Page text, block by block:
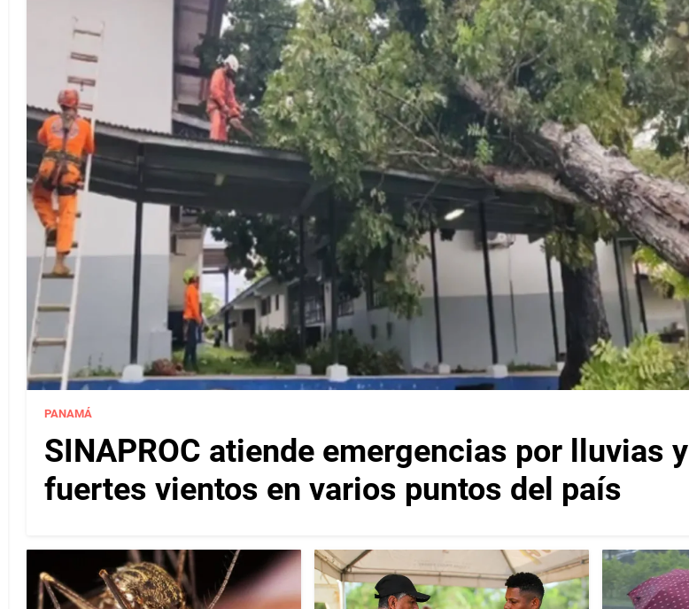
PANAMÁ
SINAPROC atiende emergencias por lluvias y
fuertes vientos en varios puntos del país